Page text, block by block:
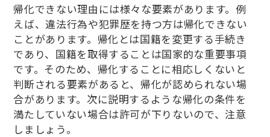
帰化できない理由には様々な要素があります。例
えば、違法行為や犯罪歴を持つ方は帰化できない
ことがあります。帰化とは国籍を変更する手続き
であり、国籍を取得することは国家的な重要事項
です。そのため、帰化することに相応しくないと
判断される要素があると、帰化が認められない場
合があります。次に説明するような帰化の条件を
満たしていない場合は許可が下りないので、注意
しましょう。